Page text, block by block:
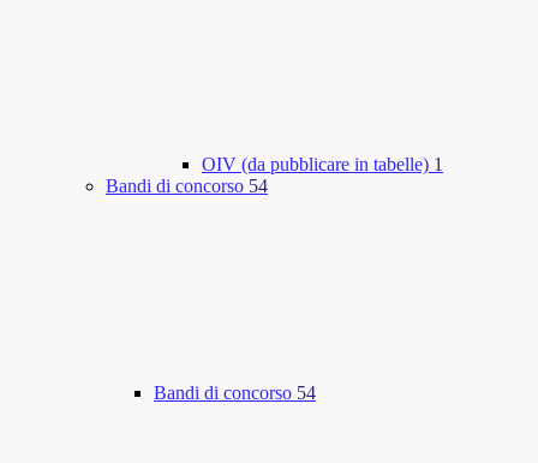
OIV (da pubblicare in tabelle) 1
Bandi di concorso 54
Bandi di concorso 54